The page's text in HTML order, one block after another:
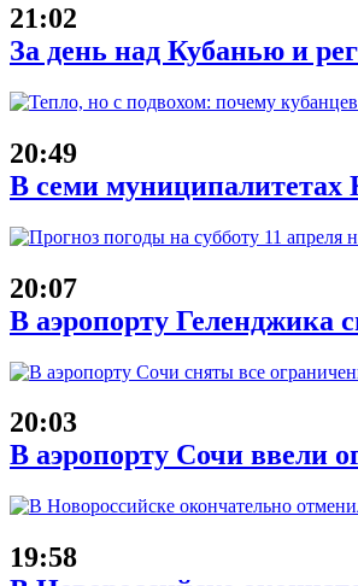
21:02
За день над Кубанью и
20:49
В семи муниципалитетах
20:07
В аэропорту Геленджика
20:03
В аэропорту Сочи ввели
19:58